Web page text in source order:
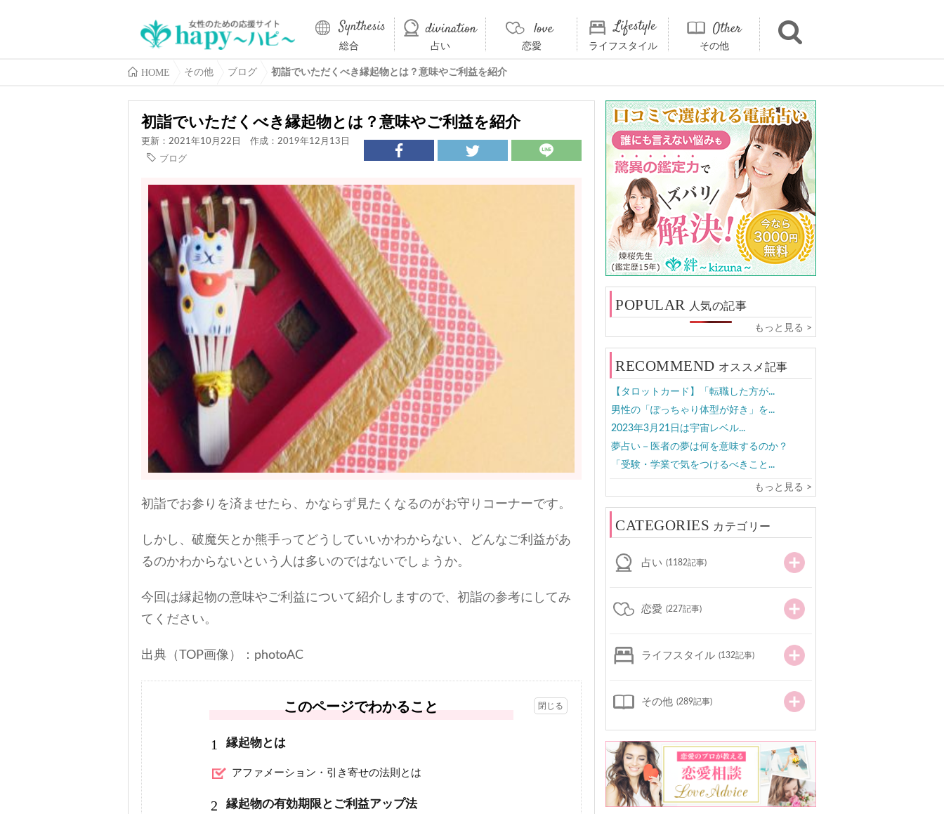
総合 占い 恋愛 ライフスタイル その他
HOME その他 ブログ 初詣でいただくべき縁起物とは？意味やご利益を紹介
初詣でいただくべき縁起物とは？意味やご利益を紹介
更新：2021年10月22日
作成：2019年12月13日
ブログ
初詣でお参りを済ませたら、かならず見たくなるのがお守りコーナーです。
しかし、破魔矢とか熊手ってどうしていいかわからない、どんなご利益があ
るのかわからないという人は多いのではないでしょうか。
今回は縁起物の意味やご利益について紹介しますので、初詣の参考にしてみ
てください。
出典（TOP画像）：photoAC
このページでわかること
1 縁起物とは
アファメーション・引き寄せの法則とは
2 縁起物の有効期限とご利益アップ法
POPULAR 人気の記事
もっと見る >
RECOMMEND オススメ記事
【タロットカード】「転職した方が...
男性の「ぽっちゃり体型が好き」を...
2023年3月21日は宇宙レベル...
夢占い－医者の夢は何を意味するのか？
「受験・学業で気をつけるべきこと...
もっと見る >
CATEGORIES カテゴリー
占い (1182記事)
恋愛 (227記事)
ライフスタイル (132記事)
その他 (289記事)